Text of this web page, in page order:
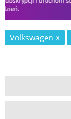
Volkswagen